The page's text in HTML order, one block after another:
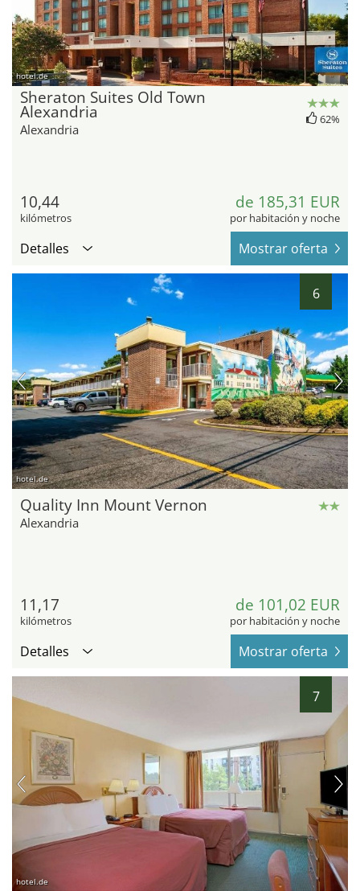
hotel.de
Sheraton Suites Old Town
Alexandria
Alexandria
62%
10,44
kilómetros
de 185,31 EUR
por habitación y noche
Detalles Mostrar oferta
6
hotel.de
Quality Inn Mount Vernon
Alexandria
11,17
kilómetros
de 101,02 EUR
por habitación y noche
Detalles Mostrar oferta
7
hotel.de